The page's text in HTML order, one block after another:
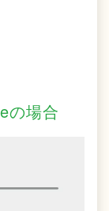
の場合